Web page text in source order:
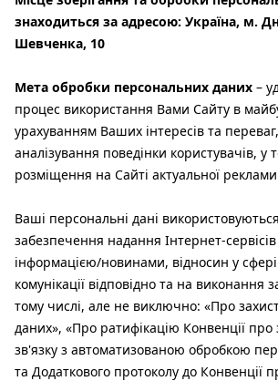
знаходиться за адресою: Україна, м.
Шевченка, 10
Мета обробки персональних даних –
процес використання Вами Сайту в
урахуванням Ваших інтересів та
аналізування поведінки користувачів, у
розміщення на Сайті актуальної
Ваші персональні дані
забезпечення надання Інтернет-
інформацією/новинами, відносин у
комунікації відповідно та на виконання
тому числі, але не виключно: «Про
даних», «Про ратифікацію Конвенції про
зв'язку з автоматизованою обробкою
та Додаткового протоколу до Конвенції